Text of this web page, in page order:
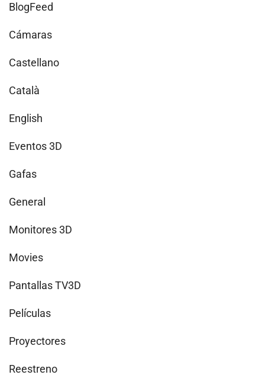
BlogFeed
Cámaras
Castellano
Català
English
Eventos 3D
Gafas
General
Monitores 3D
Movies
Pantallas TV3D
Películas
Proyectores
Reestreno